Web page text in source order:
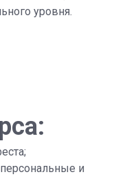
уровня.
и